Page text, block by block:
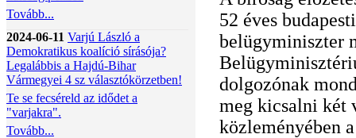
Tovább...
2024-06-11 Varjú László a
Demokratikus koalíció sírásója?
Legalábbis a Hajdú-Bihar
Vármegyei 4 sz választókörzetben!
Te se fecséreld az idődet a
"varjakra".
Tovább...
52 éves
belügyminiszter
dolgozónak
meg kicsalni két
közleményében